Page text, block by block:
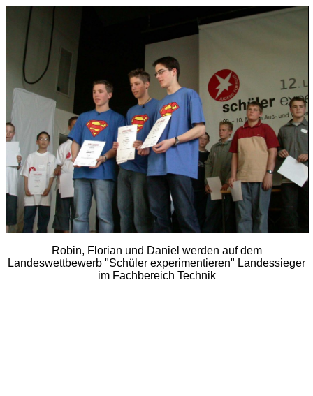
Robin, Florian und Daniel werden auf dem
Landeswettbewerb "Schüler experimentieren" Landessieger
im Fachbereich Technik